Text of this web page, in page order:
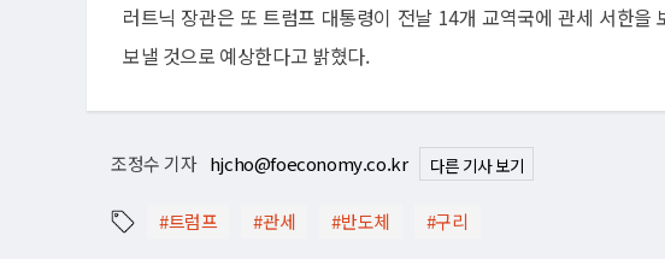
러트닉 장관은 또 트럼프 대통령이 전날 14개 교역국에 관세 서한
보낼 것으로 예상한다고 밝혔다.
조정수 기자 hjcho@foeconomy.co.kr 다른 기사 보기
#트럼프 #관세 #반도체 #구리